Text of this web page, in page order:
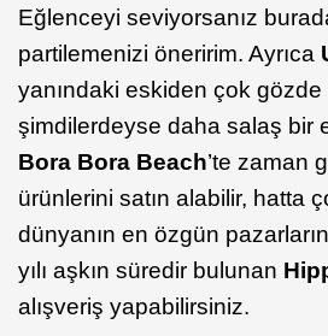
Eğlenceyi seviyorsanız
partilemenizi öneririm. Ayrıca
yanındaki eskiden çok gözde
şimdilerdeyse daha salaş bir
Bora Bora Beach’te zaman
ürünlerini satın alabilir, hatta
dünyanın en özgün
yılı aşkın süredir bulunan
alışveriş yapabilirsiniz.